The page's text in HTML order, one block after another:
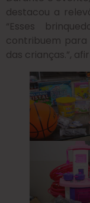
destacou a
“Esses
contribuem para
das crianças.”,